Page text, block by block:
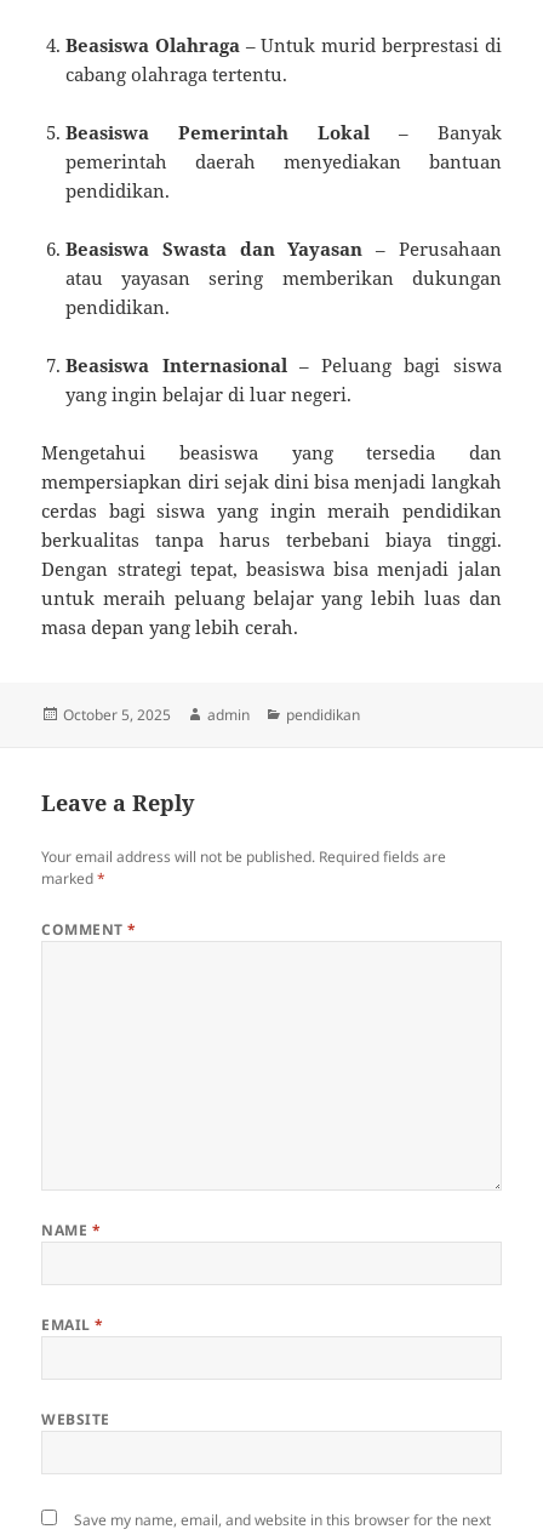
Beasiswa Olahraga – Untuk murid berprestasi di
cabang olahraga tertentu.
Beasiswa Pemerintah Lokal – Banyak
pemerintah daerah menyediakan bantuan
pendidikan.
Beasiswa Swasta dan Yayasan – Perusahaan
atau yayasan sering memberikan dukungan
pendidikan.
Beasiswa Internasional – Peluang bagi siswa
yang ingin belajar di luar negeri.
Mengetahui beasiswa yang tersedia dan
mempersiapkan diri sejak dini bisa menjadi langkah
cerdas bagi siswa yang ingin meraih pendidikan
berkualitas tanpa harus terbebani biaya tinggi.
Dengan strategi tepat, beasiswa bisa menjadi jalan
untuk meraih peluang belajar yang lebih luas dan
masa depan yang lebih cerah.
Posted
October 5, 2025 Author
admin Categories
pendidikan
Leave a Reply
Your email address will not be published. Required fields are
marked*
COMMENT*
NAME *
EMAIL*
WEBSITE
Save my name, email, and website in this browser for the next